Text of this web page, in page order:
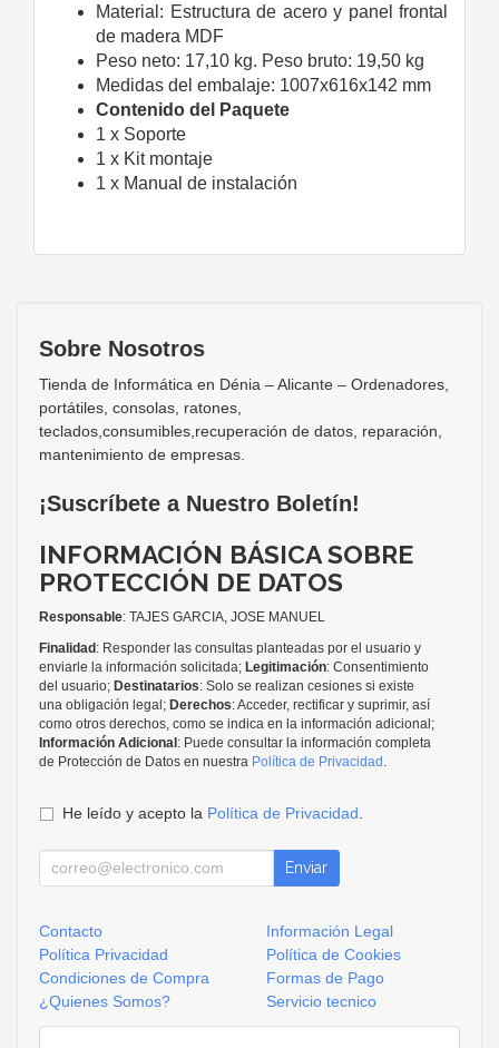
Material: Estructura de acero y panel frontal
de madera MDF
Peso neto: 17,10 kg. Peso bruto: 19,50 kg
Medidas del embalaje: 1007x616x142 mm
Contenido del Paquete
1 x Soporte
1 x Kit montaje
1 x Manual de instalación
Sobre Nosotros
Tienda de Informática en Dénia – Alicante – Ordenadores,
portátiles, consolas, ratones,
teclados,consumibles,recuperación de datos, reparación,
mantenimiento de empresas.
¡Suscríbete a Nuestro Boletín!
INFORMACIÓN BÁSICA SOBRE
PROTECCIÓN DE DATOS
Responsable: TAJES GARCIA, JOSE MANUEL
Finalidad : Responder las consultas planteadas por el usuario y
enviarle la información solicitada; Legitimación: Consentimiento
del usuario; Destinatarios: Solo se realizan cesiones si existe
una obligación legal; Derechos: Acceder, rectificar y suprimir, así
como otros derechos, como se indica en la información adicional;
Información Adicional : Puede consultar la información completa
de Protección de Datos en nuestra Política de Privacidad
He leído y acepto la Política de Privacidad
Enviar
Contacto
Información Legal
Política Privacidad
Política de Cookies
Condiciones de Compra
Formas de Pago
¿Quienes Somos?
Servicio tecnico